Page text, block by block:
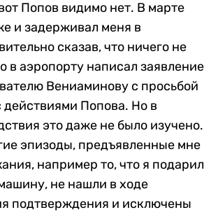
Попов видимо нет. В марте
и задерживал меня в
сказав, что ничего не
в аэропорту написал заявление
Вениаминову с просьбой
действиями Попова. Но в
это даже не было изучено.
эпизоды, предъявленные мне
например то, что я подарил
не нашли в ходе
подтверждения и исключены